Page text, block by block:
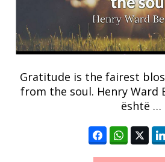
Gratitude is the fairest
from the soul. Henry Ward
është …